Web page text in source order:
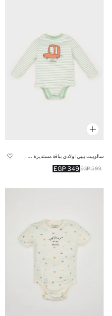
349 EGP 599 EGP